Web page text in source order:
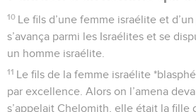
jusqu’à la récolte de la neuvième
Le droit de rachat des terres
—Une terre ne devra jamais être
le pays m’appartient et vous êtes